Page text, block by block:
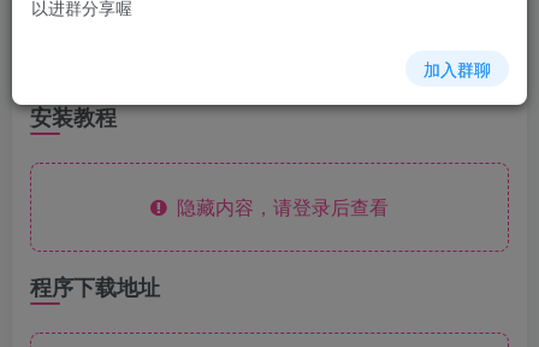
安装教程
隐藏内容，请登录后查看
程序下载地址
以进群分享喔
加入群聊